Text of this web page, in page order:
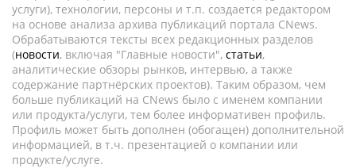
услуги), технологии, персоны и т.п. создается редактором
на основе анализа архива публикаций портала CNews.
Обрабатываются тексты всех редакционных разделов
(новости, включая "Главные новости", статьи,
аналитические обзоры рынков, интервью, а также
содержание партнёрских проектов). Таким образом, чем
больше публикаций на CNews было с именем компании
или продукта/услуги, тем более информативен профиль.
Профиль может быть дополнен (обогащен) дополнительной
информацией, в т.ч. презентацией о компании или
продукте/услуге.